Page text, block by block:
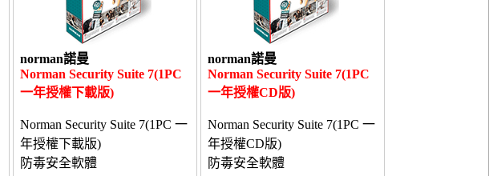
norman諾曼
Norman Security Suite 7(1PC
一年授權下載版)
Norman Security Suite 7(1PC 一
年授權下載版)
防毒安全軟體
norman諾曼
Norman Security Suite 7(1PC
一年授權CD版)
Norman Security Suite 7(1PC 一
年授權CD版)
防毒安全軟體